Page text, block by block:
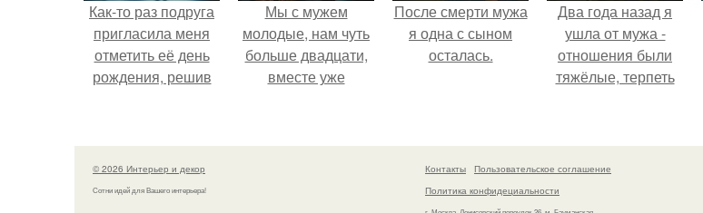
Как-то раз подруга
пригласила меня
отметить её день
рождения, решив
Мы с мужем
молодые, нам чуть
больше двадцати,
вместе уже
- сыну всего год.
После смерти мужа
я одна с сыном
осталась.
Два года назад я
ушла от мужа -
отношения были
тяжёлые, терпеть
© 2026 Интерьер и декор
Сотни идей для Вашего интерьера!
Контакты
Пользовательское соглашение
Политика конфидециальности